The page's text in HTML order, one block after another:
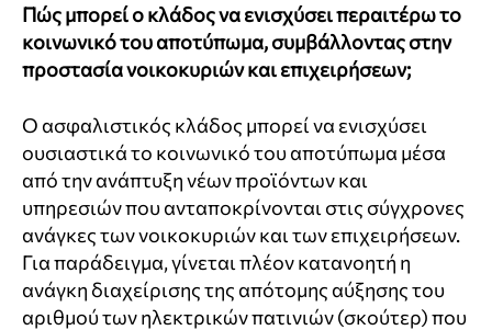
Πώς μπορεί ο κλάδος να ενισχύσει περαιτέρω το
κοινωνικό του αποτύπωμα, συμβάλλοντας στην
προστασία νοικοκυριών και επιχειρήσεων;
Ο ασφαλιστικός κλάδος μπορεί να ενισχύσει
ουσιαστικά το κοινωνικό του αποτύπωμα μέσα
από την ανάπτυξη νέων προϊόντων και
υπηρεσιών που ανταποκρίνονται στις σύγχρονες
ανάγκες των νοικοκυριών και των επιχειρήσεων.
Για παράδειγμα, γίνεται πλέον κατανοητή η
ανάγκη διαχείρισης της απότομης αύξησης του
αριθμού των ηλεκτρικών πατινιών (σκούτερ) που